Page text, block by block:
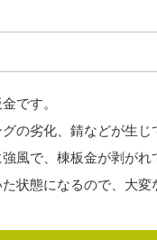
です。
の劣化、錆などが生じ
風で、棟板金が剥がれ
状態になるので、大変